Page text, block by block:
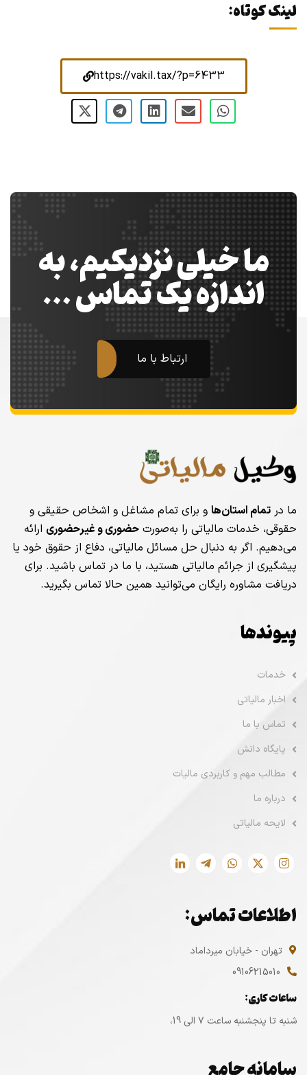
لینک کوتاه:
https://vakil.tax/?p=6433
ما خیلی نزدیکیم، به
اندازه یک تماس …
ارتباط با ما
ما در تمام استان‌ها و برای تمام مشاغل و اشخاص حقیقی و
حقوقی، خدمات مالیاتی را به‌صورت حضوری و غیرحضوری ارائه
می‌دهیم. اگر به دنبال حل مسائل مالیاتی، دفاع از حقوق خود یا
پیشگیری از جرائم مالیاتی هستید، با ما در تماس باشید. برای
دریافت مشاوره رایگان می‌توانید همین حالا تماس بگیرید.
پیوندها
خدمات
اخبار مالیاتی
تماس با ما
پایگاه دانش
مطالب مهم و کاربردی مالیات
درباره ما
لایحه مالیاتی
اطلاعات تماس:
تهران - خیابان میرداماد
09106215010
ساعات کاری:
شنبه تا پنجشنبه ساعت ۷ الی 19،